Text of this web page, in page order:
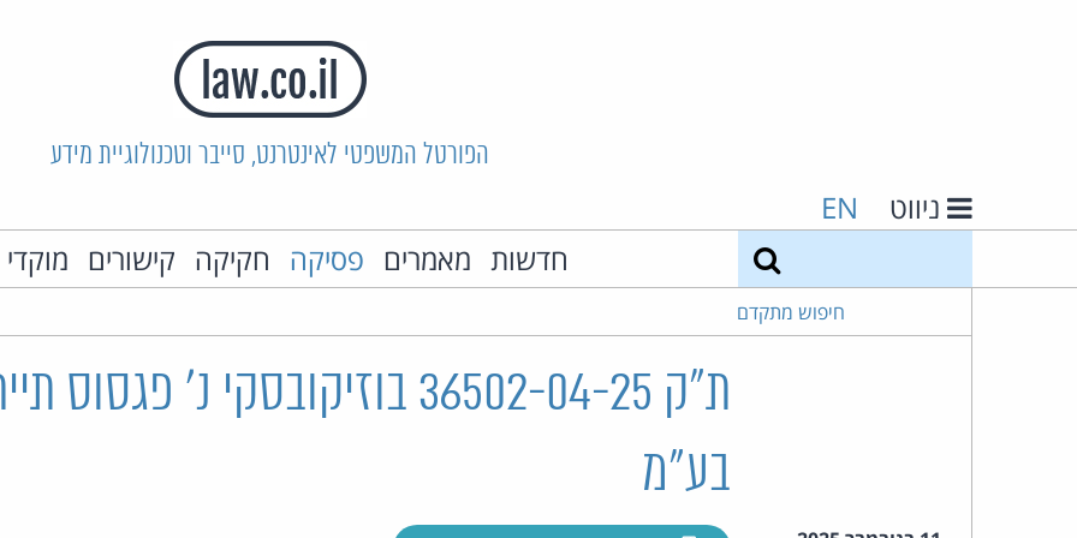
הפורטל המשפטי לאינטרנט, סייבר וטכנולוגיית מידע
ניווט EN
חדשות מאמרים פסיקה חקיקה קישורים
חיפוש מתקדם
ת"ק 36502-04-25 בוזיקובסקי נ'
בע"מ